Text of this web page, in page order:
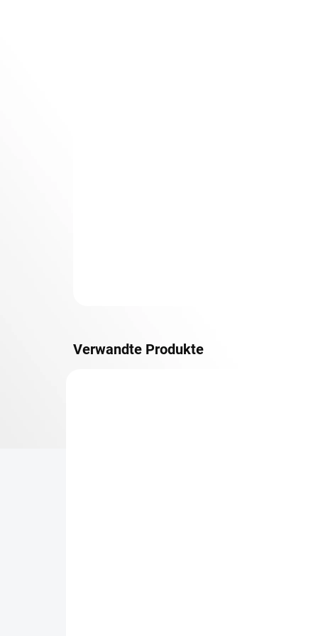
Verwandte Produkte